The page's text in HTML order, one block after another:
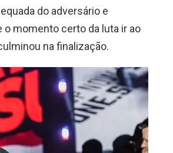
do adversário e
momento certo da luta ir ao
na finalização.